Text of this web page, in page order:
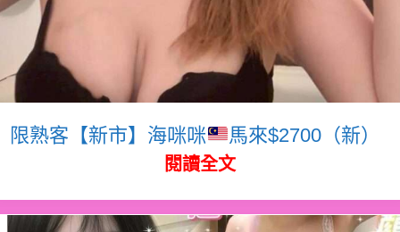
限熟客【新市】海咪咪 馬來$2700（新）
閱讀全文